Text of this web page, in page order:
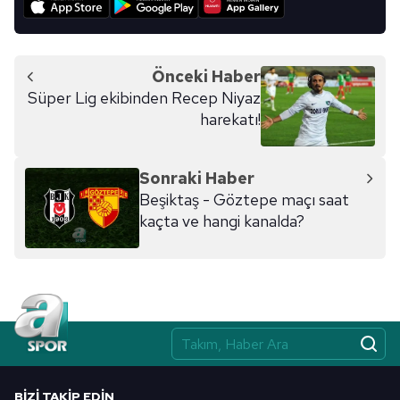
Metnimiziziyaret edebilirsiniz.
hazırlanmış Aydınlatma Metnimizi okumak ve sitemizde
ilgili mevzuata uygun olarak kullanılan çerezlerle ilgili bilgi
Önceki Haber
Süper Lig ekibinden Recep Niyaz
harekatı!
Sonraki Haber
Beşiktaş - Göztepe maçı saat
kaçta ve hangi kanalda?
BIZI TAKIP EDIN